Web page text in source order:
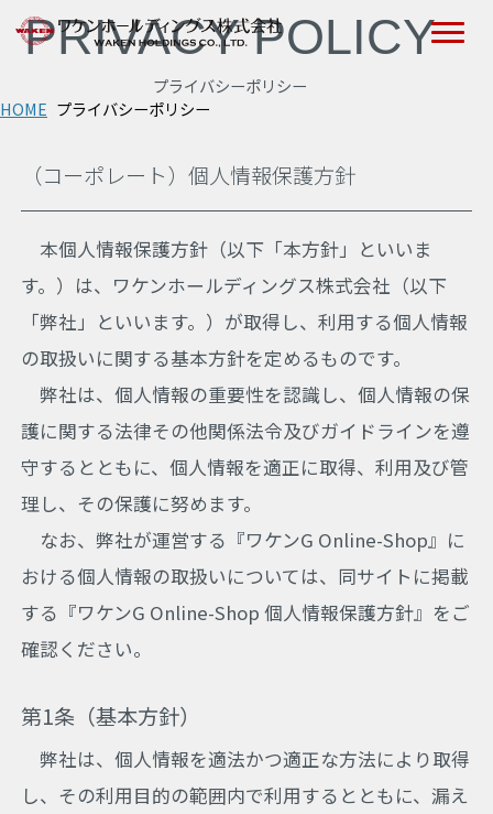
PRIVACY POLICY
プライバシーポリシー
HOME プライバシーポリシー
（コーポレート）個人情報保護方針
本個人情報保護方針（以下「本方針」といいま
す。）は、ワケンホールディングス株式会社（以下
「弊社」といいます。）が取得し、利用する個人情報
の取扱いに関する基本方針を定めるものです。
弊社は、個人情報の重要性を認識し、個人情報の保
護に関する法律その他関係法令及びガイドラインを遵
守するとともに、個人情報を適正に取得、利用及び管
理し、その保護に努めます。
なお、弊社が運営する『ワケンG Online-Shop』に
おける個人情報の取扱いについては、同サイトに掲載
する『ワケンG Online-Shop 個人情報保護方針』をご
確認ください。
第1条（基本方針）
弊社は、個人情報を適法かつ適正な方法により取得
し、その利用目的の範囲内で利用するとともに、漏え